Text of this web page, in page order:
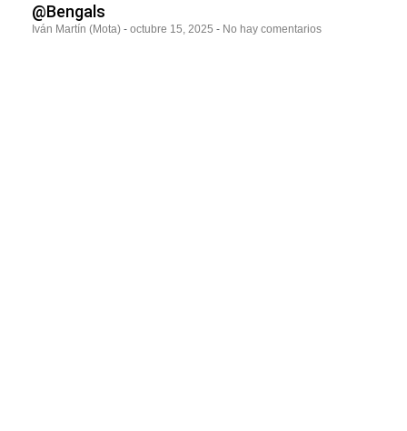
@Bengals
Iván Martín (Mota) octubre 15, 2025 No hay comentarios